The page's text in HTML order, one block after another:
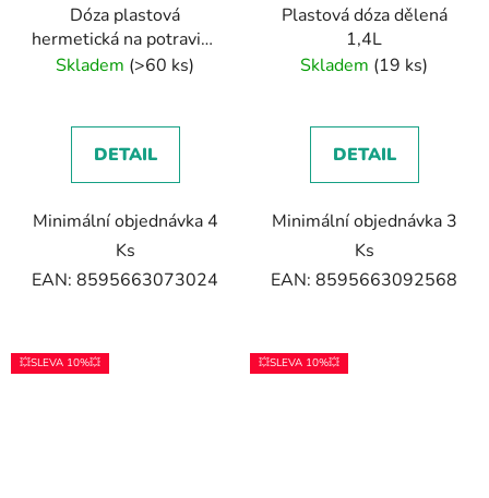
Dóza plastová
hermetická na potraviny
1,5l
Skladem (>60 ks)
DETAIL
Minimální objednávka 4
Ks
EAN: 8595663073024
Plastová dóza dělená
1,4L
Skladem (19 ks)
DETAIL
Minimální objednávka 3
Ks
EAN: 8595663092568
💥SLEVA 10%💥 💥SLEVA 10%💥